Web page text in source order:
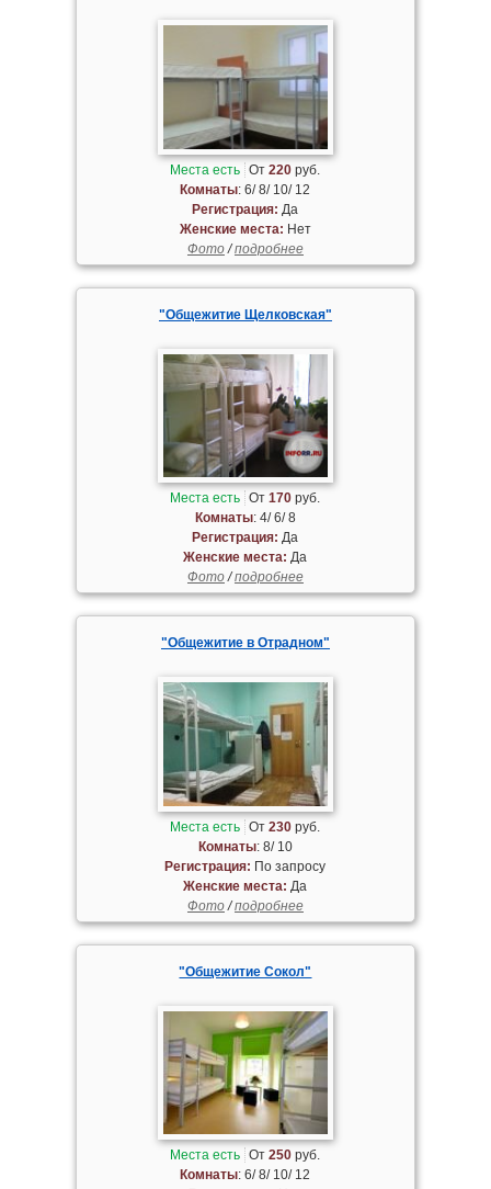
Места есть От220 руб.
Комнаты: 6/ 8/ 10/ 12
Регистрация: Да
Женские места: Нет
Фото/подробнее
"Общежитие Щелковская"
Места есть От170 руб.
Комнаты: 4/ 6/ 8
Регистрация: Да
Женские места: Да
Фото/подробнее
"Общежитие в Отрадном"
Места есть От230 руб.
Комнаты: 8/ 10
Регистрация: По запросу
Женские места: Да
Фото/подробнее
"Общежитие Сокол"
Места есть От250 руб.
Комнаты: 6/ 8/ 10/ 12